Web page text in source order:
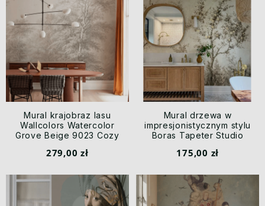
Mural krajobraz lasu
Wallcolors Watercolor
Grove Beige 9023 Cozy
279,00 zł
Mural drzewa w
impresjonistycznym stylu
Boras Tapeter Studio
Garden Collection
175,00 zł